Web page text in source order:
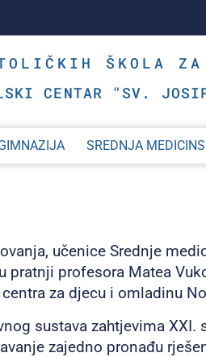
ŠKOLA ZA
CENTAR "SV.
SREDNJA
učenice Srednje
pratnji profesora Matea
za djecu i omladinu
sustava zahtjevima
zajedno pronađu